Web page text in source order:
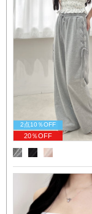
2点10％OFF
20％OFF